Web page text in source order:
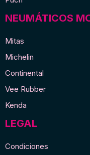
NEUMÁTICOS
Mitas
Michelin
Continental
Vee Rubber
Kenda
LEGAL
Condiciones